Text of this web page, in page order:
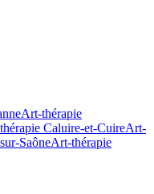
Art-thérapie
Caluire-et-CuireArt-
SaôneArt-thérapie